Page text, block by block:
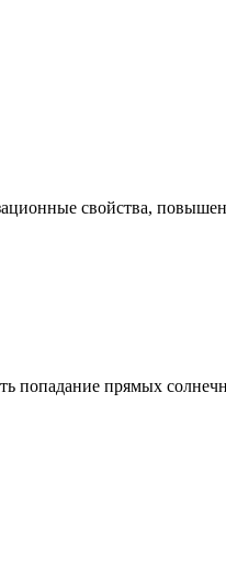
свойства,
попадание прямых